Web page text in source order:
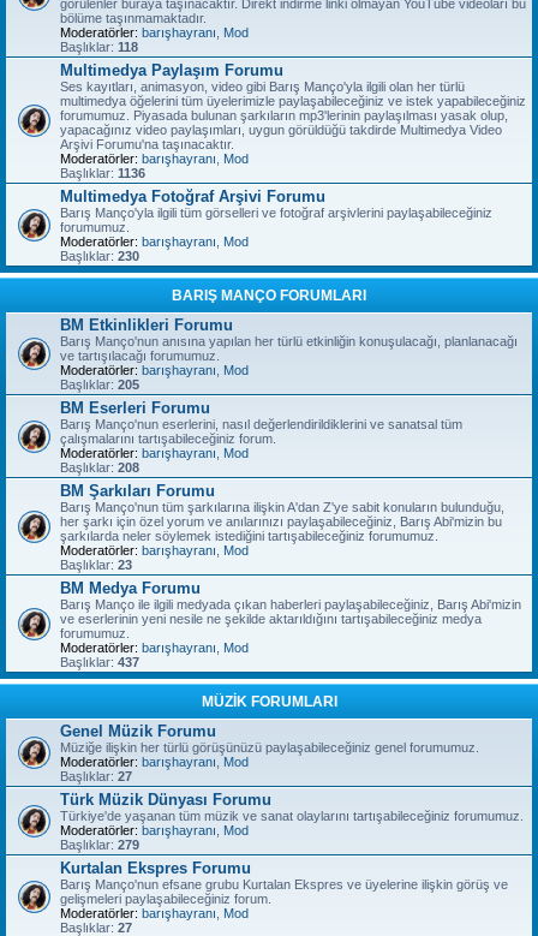
görülenler buraya taşınacaktır. Direkt indirme linki olmayan YouTube videoları bu
bölüme taşınmamaktadır.
Moderatörler: barışhayranı
Mod
Başlıklar: 118
Multimedya Paylaşım Forumu
Ses kayıtları, animasyon, video gibi Barış Manço'yla ilgili olan her türlü
multimedya öğelerini tüm üyelerimizle paylaşabileceğiniz ve istek yapabileceğiniz
forumumuz. Piyasada bulunan şarkıların mp3'lerinin paylaşılması yasak olup,
yapacağınız video paylaşımları, uygun görüldüğü takdirde Multimedya Video
Arşivi Forumu'na taşınacaktır.
Moderatörler: barışhayranı
Mod
Başlıklar: 1136
Multimedya Fotoğraf Arşivi Forumu
Barış Manço'yla ilgili tüm görselleri ve fotoğraf arşivlerini paylaşabileceğiniz
forumumuz.
Moderatörler: barışhayranı
Mod
Başlıklar: 230
BARIŞ MANÇO FORUMLARI
BM Etkinlikleri Forumu
Barış Manço'nun anısına yapılan her türlü etkinliğin konuşulacağı, planlanacağı
ve tartışılacağı forumumuz.
Moderatörler: barışhayranı
Mod
Başlıklar: 205
BM Eserleri Forumu
Barış Manço'nun eserlerini, nasıl değerlendirildiklerini ve sanatsal tüm
çalışmalarını tartışabileceğiniz forum.
Moderatörler: barışhayranı
Mod
Başlıklar: 208
BM Şarkıları Forumu
Barış Manço'nun tüm şarkılarına ilişkin A'dan Z'ye sabit konuların bulunduğu,
her şarkı için özel yorum ve anılarınızı paylaşabileceğiniz, Barış Abi'mizin bu
şarkılarda neler söylemek istediğini tartışabileceğiniz forumumuz.
Moderatörler: barışhayranı
Mod
Başlıklar: 23
BM Medya Forumu
Barış Manço ile ilgili medyada çıkan haberleri paylaşabileceğiniz, Barış Abi'mizin
ve eserlerinin yeni nesile ne şekilde aktarıldığını tartışabileceğiniz medya
forumumuz.
Moderatörler: barışhayranı
Mod
Başlıklar: 437
MÜZİK FORUMLARI
Genel Müzik Forumu
Müziğe ilişkin her türlü görüşünüzü paylaşabileceğiniz genel forumumuz.
Moderatörler: barışhayranı
Mod
Başlıklar: 27
Türk Müzik Dünyası Forumu
Türkiye'de yaşanan tüm müzik ve sanat olaylarını tartışabileceğiniz forumumuz.
Moderatörler: barışhayranı
Mod
Başlıklar: 279
Kurtalan Ekspres Forumu
Barış Manço'nun efsane grubu Kurtalan Ekspres ve üyelerine ilişkin görüş ve
gelişmeleri paylaşabileceğiniz forum.
Moderatörler: barışhayranı
Mod
Başlıklar: 27